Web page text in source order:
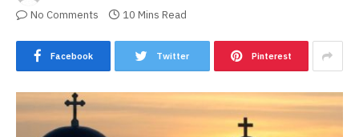
No Comments
10 Mins Read
Facebook Twitter Pinterest